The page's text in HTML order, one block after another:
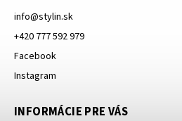
info@stylin.sk
+420 777 592 979
Facebook
Instagram
INFORMÁCIE PRE VÁS